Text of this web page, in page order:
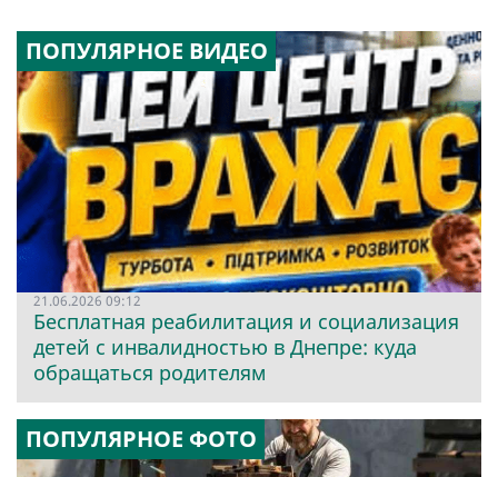
ПОПУЛЯРНОЕ ВИДЕО
21.06.2026 09:12
Бесплатная реабилитация и социализация
детей с инвалидностью в Днепре: куда
обращаться родителям
ПОПУЛЯРНОЕ ФОТО